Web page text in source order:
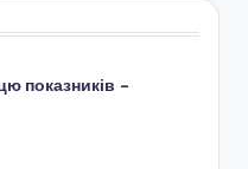
показників –